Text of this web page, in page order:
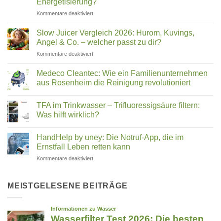
wirklich
in
Trinkwasser
steckt
Kommentare deaktiviertfür
Wasser:
Was
steckt
hinter
Verwirblern
und
Slow Juicer Vergleich 2026: Hurom, Kuvings,
Angel & Co. – welcher passt zu dir?
Kommentare deaktiviertfür
Juicer
Vergleich
2026:
Kuvings,
Angel
–
welcher
zu
Medeco Cleantec: Wie ein Familienunternehmen
aus Rosenheim die Reinigung revolutioniert
zu
Medeco
Cleantec:
Familienunternehmen
aus
Rosenheim
die
TFA im Trinkwasser – Trifluoressigsäure filtern:
Was hilft wirklich?
zu
TFA
im
Trinkwasser
Was
hilft
HandHelp by uney: Die Notruf-App, die im
Ernstfall Leben retten kann
Kommentare deaktiviertfür
uney:
App,
die
MEISTGELESENE BEITRÄGE